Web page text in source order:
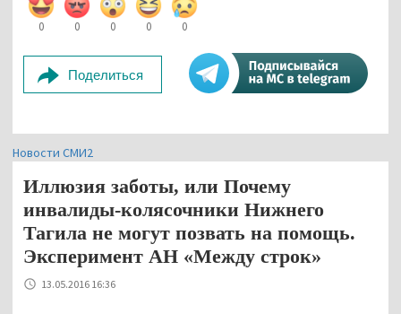
0 0 0 0 0
Поделиться
Новости СМИ2
Иллюзия заботы, или Почему
инвалиды-колясочники Нижнего
Тагила не могут позвать на помощь.
Эксперимент АН «Между строк»
13.05.2016 16:36